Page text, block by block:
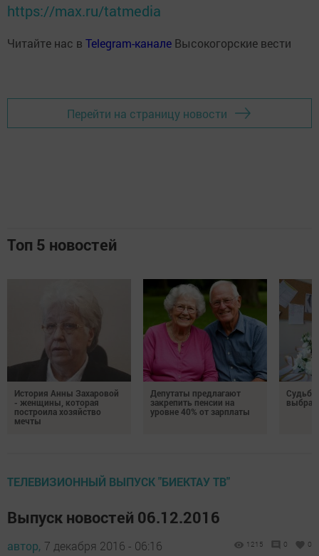
https://max.ru/tatmedia
Читайте нас в Telegram-канале Высокогорские вести
Перейти на страницу новости
Топ 5 новостей
История Анны Захаровой
- женщины, которая
построила хозяйство
мечты
Депутаты предлагают
закрепить пенсии на
уровне 40% от зарплаты
ТЕЛЕВИЗИОННЫЙ ВЫПУСК "БИЕКТАУ ТВ"
Выпуск новостей 06.12.2016
автор, 7 декабря 2016 - 06:16 1215 0 0